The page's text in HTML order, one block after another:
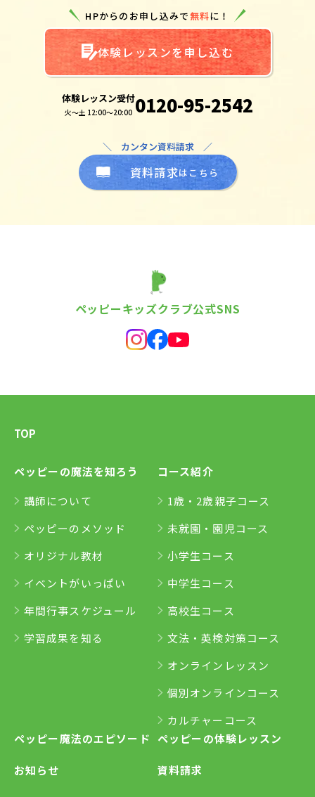
HPからのお申し込みで無料に！
体験レッスンを申し込む
体験レッスン受付
火～土 12:00～20:00 0120-95-2542
＼ カンタン資料請求 ／
資料請求はこちら
ペッピーキッズクラブ公式SNS
TOP
ペッピーの魔法を知ろう
講師について
ペッピーのメソッド
オリジナル教材
イベントがいっぱい
年間行事スケジュール
学習成果を知る
コース紹介
1歳・2歳親子コース
未就園・園児コース
小学生コース
中学生コース
高校生コース
文法・英検対策コース
オンラインレッスン
個別オンラインコース
カルチャーコース
ペッピー魔法のエピソード
お知らせ
ペッピーの体験レッスン
資料請求